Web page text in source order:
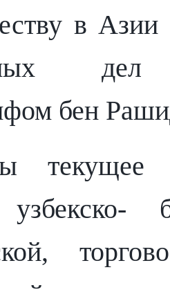
в
дел
бен
текущее
узбекско-